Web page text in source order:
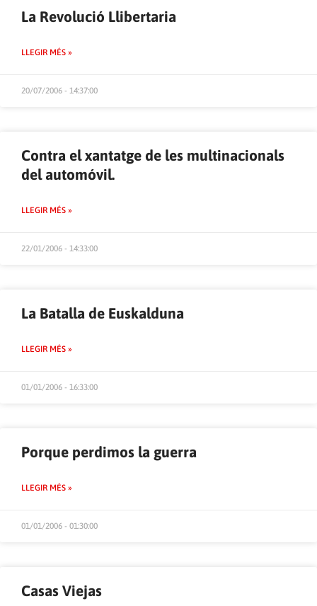
La Revolució Llibertaria
LLEGIR MÉS »
20/07/2006 - 14:37:00
Contra el xantatge de les multinacionals
del automóvil.
LLEGIR MÉS »
22/01/2006 - 14:33:00
La Batalla de Euskalduna
LLEGIR MÉS »
01/01/2006 - 16:33:00
Porque perdimos la guerra
LLEGIR MÉS »
01/01/2006 - 01:30:00
Casas Viejas